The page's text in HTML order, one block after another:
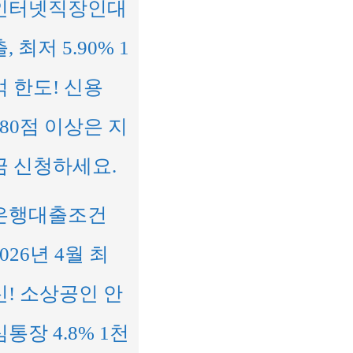
터넷직장인대
, 최저 5.90% 1
한도! 신용
점 이상은 지
신청하세요.
행대출조건
년 4월 최
! 소상공인 안
통장 4.8% 1천